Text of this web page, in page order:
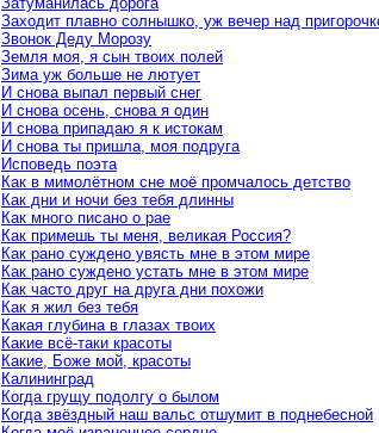
Заходит плавно солнышко, уж вечер над
Звонок Деду Морозу
Земля моя, я сын твоих полей
Зима уж больше не лютует
И снова выпал первый снег
И снова осень, снова я один
И снова припадаю я к истокам
И снова ты пришла, моя подруга
Исповедь поэта
Как в мимолётном сне моё промчалось детство
Как дни и ночи без тебя длинны
Как много писано о рае
Как примешь ты меня, великая Россия?
Как рано суждено увясть мне в этом мире
Как рано суждено устать мне в этом мире
Как часто друг на друга дни похожи
Как я жил без тебя
Какая глубина в глазах твоих
Какие всё-таки красоты
Какие, Боже мой, красоты
Калининград
Когда грущу подолгу о былом
Когда звёздный наш вальс отшумит в поднебесной